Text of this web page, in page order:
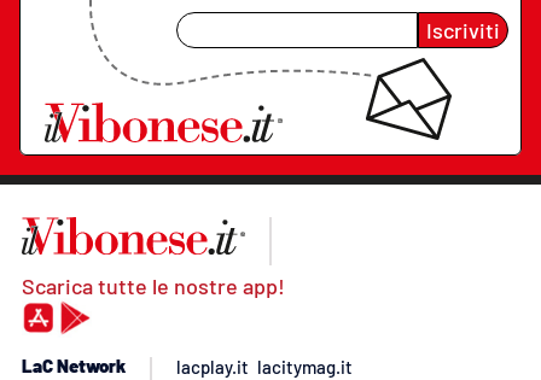
Iscriviti
Scarica tutte le nostre app!
LaC Network lacplay.it lacitymag.it